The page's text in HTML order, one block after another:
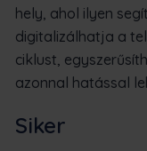
hely, ahol ilyen
digitalizálhatja a
ciklust,
azonnal hatással
Siker